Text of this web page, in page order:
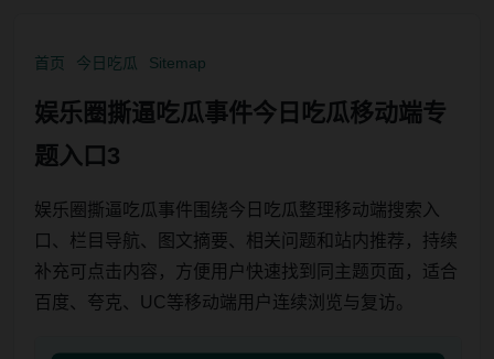
首页 今日吃瓜 Sitemap
娱乐圈撕逼吃瓜事件今日吃瓜移动端专
题入口3
娱乐圈撕逼吃瓜事件围绕今日吃瓜整理移动端搜索入
口、栏目导航、图文摘要、相关问题和站内推荐，持续
补充可点击内容，方便用户快速找到同主题页面，适合
百度、夸克、UC等移动端用户连续浏览与复访。